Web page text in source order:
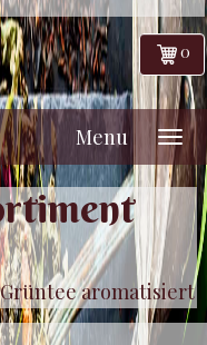
0
Menu
Grüntee aromatisiert